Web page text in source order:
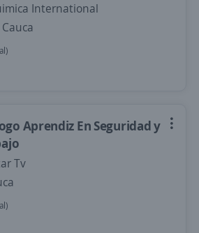
International
Aprendiz En Seguridad y
Tv